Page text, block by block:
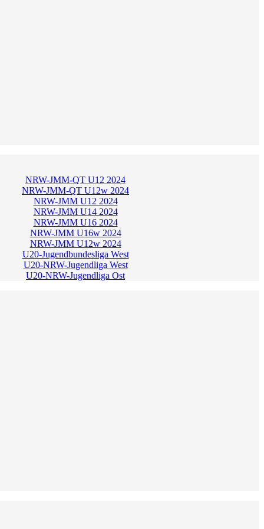
NRW-JMM-QT U12 2024
NRW-JMM-QT U12w 2024
NRW-JMM U12 2024
NRW-JMM U14 2024
NRW-JMM U16 2024
NRW-JMM U16w 2024
NRW-JMM U12w 2024
U20-Jugendbundesliga West
U20-NRW-Jugendliga West
U20-NRW-Jugendliga Ost